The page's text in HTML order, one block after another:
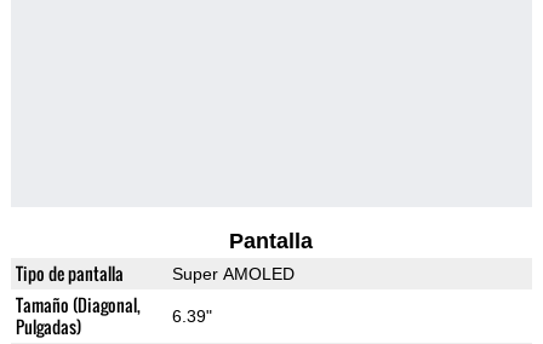
Pantalla
Tipo de pantalla Super AMOLED
Tamaño (Diagonal,
Pulgadas)
6.39"